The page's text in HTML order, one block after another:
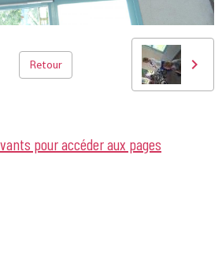
Retour
pour accéder aux pages